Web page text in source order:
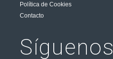
Política de Cookies
Contacto
Síguenos